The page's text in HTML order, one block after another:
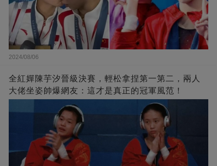
2024/08/06
全紅嬋陳芋汐晉級決賽，輕松拿捏第一第二，兩人
大佬坐姿帥爆網友：這才是真正的冠軍風范！